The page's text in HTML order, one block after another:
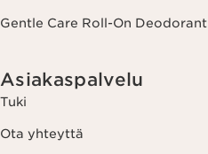
Gentle Care Roll-On Deodorant
Asiakaspalvelu
Tuki
Ota yhteyttä